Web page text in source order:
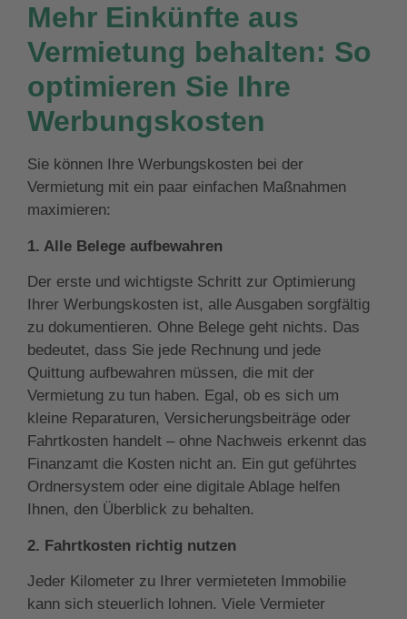
Mehr Einkünfte aus
Vermietung behalten: So
optimieren Sie Ihre
Werbungskosten
Sie können Ihre Werbungskosten bei der
Vermietung mit ein paar einfachen Maßnahmen
maximieren:
1. Alle Belege aufbewahren
Der erste und wichtigste Schritt zur Optimierung
Ihrer Werbungskosten ist, alle Ausgaben sorgfältig
zu dokumentieren. Ohne Belege geht nichts. Das
bedeutet, dass Sie jede Rechnung und jede
Quittung aufbewahren müssen, die mit der
Vermietung zu tun haben. Egal, ob es sich um
kleine Reparaturen, Versicherungsbeiträge oder
Fahrtkosten handelt – ohne Nachweis erkennt das
Finanzamt die Kosten nicht an. Ein gut geführtes
Ordnersystem oder eine digitale Ablage helfen
Ihnen, den Überblick zu behalten.
2. Fahrtkosten richtig nutzen
Jeder Kilometer zu Ihrer vermieteten Immobilie
kann sich steuerlich lohnen. Viele Vermieter